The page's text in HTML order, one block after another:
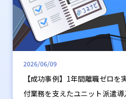
2026/06/09
【成功事例】1年間離職ゼロを
付業務を支えたユニット派遣導